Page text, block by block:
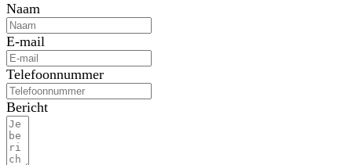
Naam
E-mail
Telefoonnummer
Bericht